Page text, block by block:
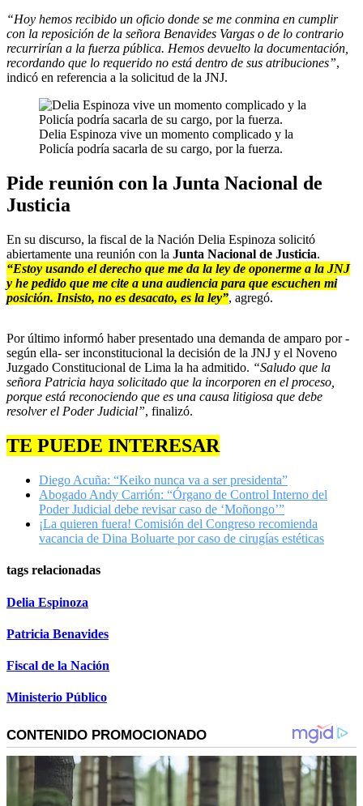
“Hoy hemos recibido un oficio donde se me conmina en cumplir
con la reposición de la señora Benavides Vargas o de lo contrario
recurrirían a la fuerza pública. Hemos devuelto la documentación,
recordando que lo requerido no está dentro de sus atribuciones”,
indicó en referencia a la solicitud de la JNJ.
Delia Espinoza vive un momento complicado y la
Policía podría sacarla de su cargo, por la fuerza.
Pide reunión con la Junta Nacional de
Justicia
En su discurso, la fiscal de la Nación Delia Espinoza solicitó
abiertamente una reunión con la Junta Nacional de Justicia.
“Estoy usando el derecho que me da la ley de oponerme a la JNJ
y he pedido que me cite a una audiencia para que escuchen mi
posición. Insisto, no es desacato, es la ley”, agregó.
Por último informó haber presentado una demanda de amparo por -
según ella- ser inconstitucional la decisión de la JNJ y el Noveno
Juzgado Constitucional de Lima la ha admitido. “Saludo que la
señora Patricia haya solicitado que la incorporen en el proceso,
porque está reconociendo que es una causa litigiosa que debe
resolver el Poder Judicial”, finalizó.
TE PUEDE INTERESAR
Diego Acuña: “Keiko nunca va a ser presidenta”
Abogado Andy Carrión: “Órgano de Control Interno del
Poder Judicial debe revisar caso de ‘Moñongo’”
¡La quieren fuera! Comisión del Congreso recomienda
vacancia de Dina Boluarte por caso de cirugías estéticas
tags relacionadas
Delia Espinoza
Patricia Benavides
Fiscal de la Nación
Ministerio Público